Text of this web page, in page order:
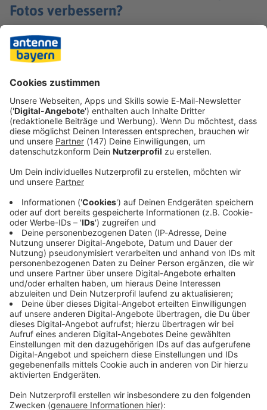
Fotos verbessern?
Ja, indem wir uns häufiger auf Fotos betrachten. Der Mere-
Exposure-Effekt wirkt auch hier:
unserem eigenen Abbild auf Fotos werden, desto positiver
Aufnahmen – auch hier hilft Gewöhnung.
Immer auf dem Laufenden
bleiben!
Verpass' nichts mehr - mit unserem kostenlosen
ANTENNE BAYERN Newsletter. Ob Nachrichten,
Lifestyle oder unsere neuesten Aktionen - wir